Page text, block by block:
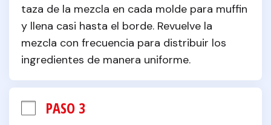
taza de la mezcla en cada molde para muffin
y llena casi hasta el borde. Revuelve la
mezcla con frecuencia para distribuir los
ingredientes de manera uniforme.
PASO 3